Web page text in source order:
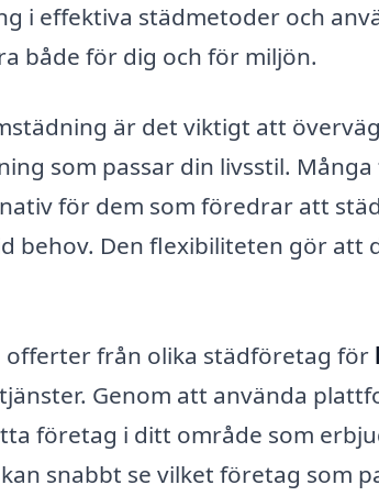
i effektiva städmetoder och
både för dig och för miljön.
är det viktigt att
som passar din livsstil.
för dem som föredrar att
behov. Den flexibiliteten gör att
offerter från olika städföretag för
Genom att använda
företag i ditt område som
snabbt se vilket företag som